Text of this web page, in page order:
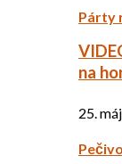
Párty
na
25.
Pečivo